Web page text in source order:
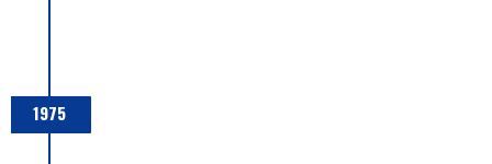
1975